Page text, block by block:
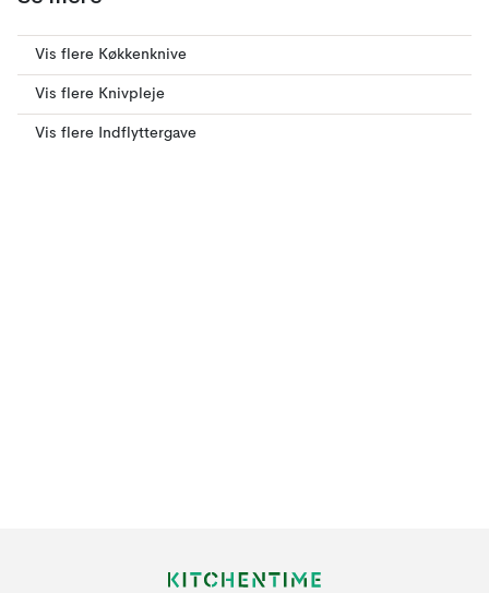
Vis flere Køkkenknive
Vis flere Knivpleje
Vis flere Indflyttergave